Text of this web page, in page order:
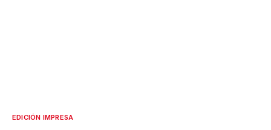
EDICIÓN IMPRESA